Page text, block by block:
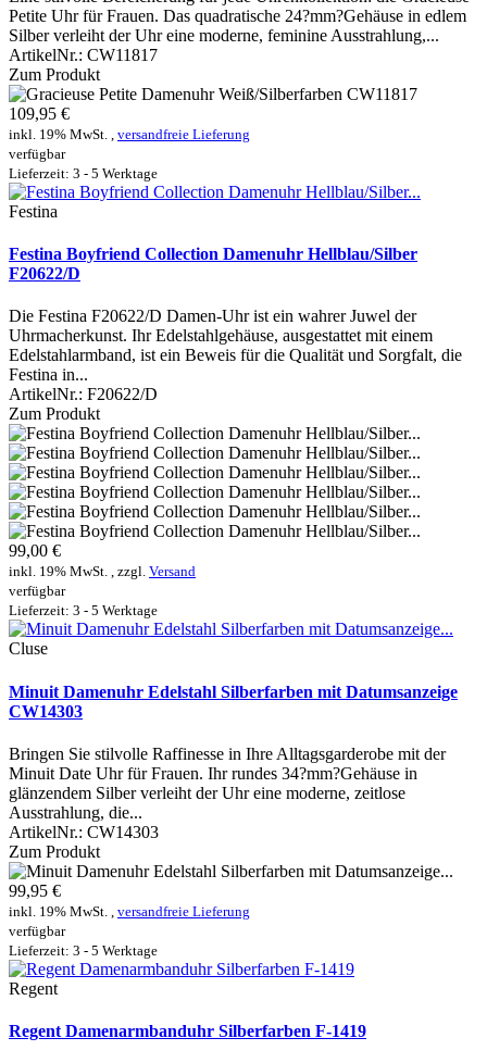
Petite Uhr für Frauen. Das quadratische 24?mm?Gehäuse in edlem
Silber verleiht der Uhr eine moderne, feminine Ausstrahlung,...
ArtikelNr.: CW11817
Zum Produkt
109,95 €
inkl. 19% MwSt. , versandfreie Lieferung
verfügbar
Lieferzeit: 3 - 5 Werktage
Festina
Festina Boyfriend Collection Damenuhr Hellblau/Silber
F20622/D
Die Festina F20622/D Damen-Uhr ist ein wahrer Juwel der
Uhrmacherkunst. Ihr Edelstahlgehäuse, ausgestattet mit einem
Edelstahlarmband, ist ein Beweis für die Qualität und Sorgfalt, die
Festina in...
ArtikelNr.: F20622/D
Zum Produkt
99,00 €
inkl. 19% MwSt. , zzgl. Versand
verfügbar
Lieferzeit: 3 - 5 Werktage
Cluse
Minuit Damenuhr Edelstahl Silberfarben mit Datumsanzeige
CW14303
Bringen Sie stilvolle Raffinesse in Ihre Alltagsgarderobe mit der
Minuit Date Uhr für Frauen. Ihr rundes 34?mm?Gehäuse in
glänzendem Silber verleiht der Uhr eine moderne, zeitlose
Ausstrahlung, die...
ArtikelNr.: CW14303
Zum Produkt
99,95 €
inkl. 19% MwSt. , versandfreie Lieferung
verfügbar
Lieferzeit: 3 - 5 Werktage
Regent
Regent Damenarmbanduhr Silberfarben F-1419